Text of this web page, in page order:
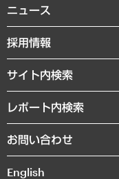
共生・ダイバーシティ
GRC（ガバナンス・リスク
経済・産業・雇用・労働
まちづくり・観光・交通・ス
自然資源・農林水産業・食料
経営用語集
受託・受注実績（官公庁関連
メディア掲載・出演
受託案件情報
私たちの想い
社長メッセージ
会社概要
沿革
組織図・本部部室紹介
インドネシア現地法人
ニュース
ニュースリリース
お知らせ
採用情報
サイト内検索
レポート内検索
お問い合わせ
English